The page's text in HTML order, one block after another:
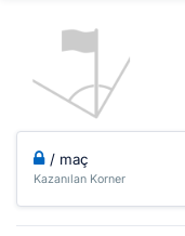
/ maç
Kazanılan Korner